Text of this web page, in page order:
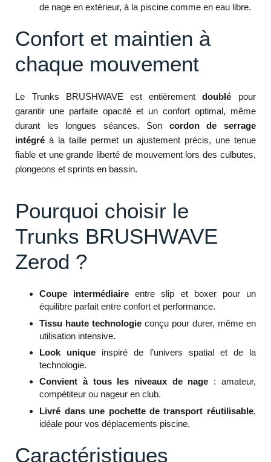
de nage en extérieur, à la piscine comme en eau libre.
Confort et maintien à
chaque mouvement
Le Trunks BRUSHWAVE est entièrementdoublé pour
garantir une parfaite opacité et un confort optimal, même
durant les longues séances. Son cordon de serrage
intégré à la taille permet un ajustement précis, une tenue
fiable et une grande liberté de mouvement lors des culbutes,
plongeons et sprints en bassin.
Pourquoi choisir le
Trunks BRUSHWAVE
Zerod ?
Coupe intermédiaire entre slip et boxer pour un
équilibre parfait entre confort et performance.
Tissu haute technologie conçu pour durer, même en
utilisation intensive.
Look unique inspiré de l’univers spatial et de la
technologie.
Convient à tous les niveaux de nage : amateur,
compétiteur ou nageur en club.
Livré dans une pochette de transport réutilisable,
idéale pour vos déplacements piscine.
Caractéristiques